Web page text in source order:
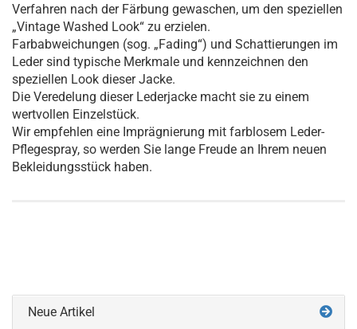
Verfahren nach der Färbung gewaschen, um den speziellen
„Vintage Washed Look“ zu erzielen.
Farbabweichungen (sog. „Fading“) und Schattierungen im
Leder sind typische Merkmale und kennzeichnen den
speziellen Look dieser Jacke.
Die Veredelung dieser Lederjacke macht sie zu einem
wertvollen Einzelstück.
Wir empfehlen eine Imprägnierung mit farblosem Leder-
Pflegespray, so werden Sie lange Freude an Ihrem neuen
Bekleidungsstück haben.
Neue Artikel